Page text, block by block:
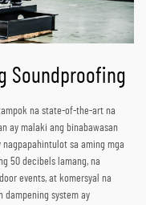
Soundproofing
na state-of-the-art na
ay malaki ang binabawasan
nagpapahintulot sa aming mga
50 decibels lamang, na
events, at komersyal na
dampening system ay